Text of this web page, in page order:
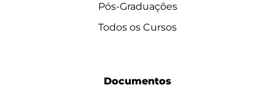
Pós-Graduações
Todos os Cursos
Documentos